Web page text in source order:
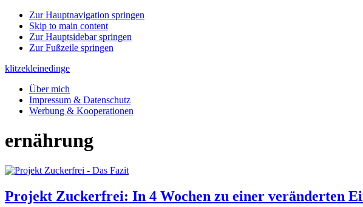
Zur Hauptnavigation springen
Skip to main content
Zur Hauptsidebar springen
Zur Fußzeile springen
klitzekleinedinge
Über mich
Impressum & Datenschutz
Werbung & Kooperationen
ernährung
Projekt Zuckerfrei: In 4 Wochen zu einer veränderten